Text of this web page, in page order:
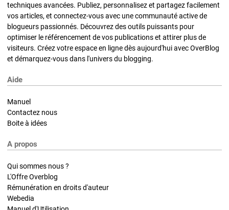
techniques avancées. Publiez, personnalisez et partagez facilement
vos articles, et connectez-vous avec une communauté active de
blogueurs passionnés. Découvrez des outils puissants pour
optimiser le référencement de vos publications et attirer plus de
visiteurs. Créez votre espace en ligne dès aujourd'hui avec OverBlog
et démarquez-vous dans l'univers du blogging.
Aide
Manuel
Contactez nous
Boite à idées
A propos
Qui sommes nous ?
L'Offre Overblog
Rémunération en droits d'auteur
Webedia